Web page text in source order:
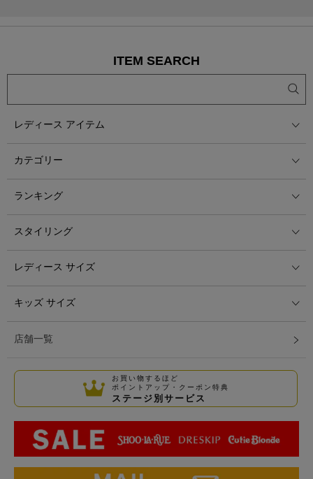
ITEM SEARCH
レディース アイテム
カテゴリー
ランキング
スタイリング
レディース サイズ
キッズ サイズ
店舗一覧
お買い物するほど
ポイントアップ・クーポン特典
ステージ別サービス